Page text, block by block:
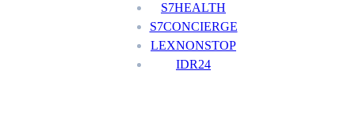
S7HEALTH
S7CONCIERGE
LEXNONSTOP
IDR24